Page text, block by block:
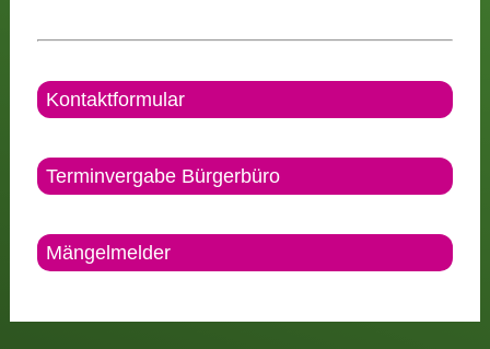
Kontaktformular
Terminvergabe Bürgerbüro
Mängelmelder